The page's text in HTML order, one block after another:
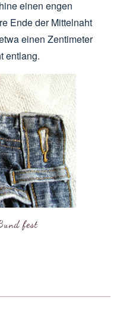
einen engen
Ende der Mittelnaht
einen Zentimeter
entlang.
fest